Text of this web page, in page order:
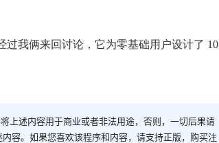
过我俩来回讨论，它为零基础用户设计了 10
上述内容用于商业或者非法用途，否则，一切后果请
容。如果您喜欢该程序和内容，请支持正版，购买注